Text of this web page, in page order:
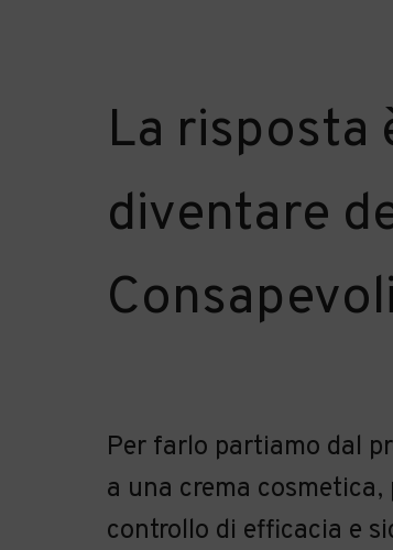
La risposta
diventare
Per farlo partiamo dal
a una crema
controllo di efficacia e